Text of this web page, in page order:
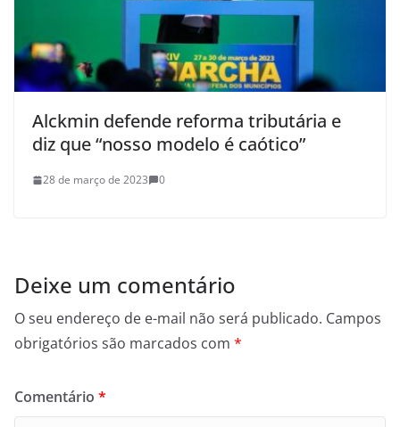
Alckmin defende reforma tributária e
diz que “nosso modelo é caótico”
28 de março de 2023 0
Deixe um comentário
O seu endereço de e-mail não será publicado. Campos
obrigatórios são marcados com *
Comentário *